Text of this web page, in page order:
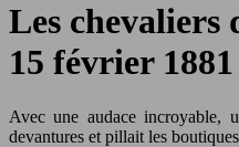
Les
15 février 1881
Avec une audace incroyable, une bande nocturne démolissait les
devantures et pillait les